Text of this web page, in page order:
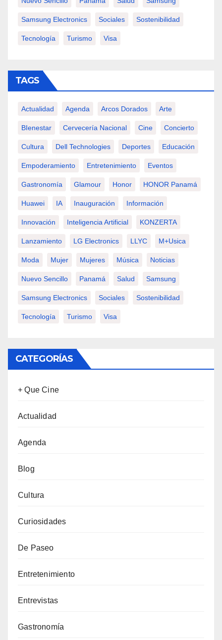
Samsung Electronics Sociales Sostenibilidad
Tecnología Turismo Visa
TAGS
Actualidad Agenda Arcos Dorados Arte
BIenestar Cervecería Nacional Cine Concierto
Cultura Dell Technologies Deportes Educación
Empoderamiento Entretenimiento Eventos
Gastronomía Glamour Honor HONOR Panamá
Huawei IA Inauguración Información
Innovación Inteligencia Artificial KONZERTA
Lanzamiento LG Electronics LLYC M+usica
Moda Mujer Mujeres Música Noticias
Nuevo Sencillo Panamá Salud Samsung
Samsung Electronics Sociales Sostenibilidad
Tecnología Turismo Visa
CATEGORÍAS
+ Que Cine
Actualidad
Agenda
Blog
Cultura
Curiosidades
De Paseo
Entretenimiento
Entrevistas
Gastronomía